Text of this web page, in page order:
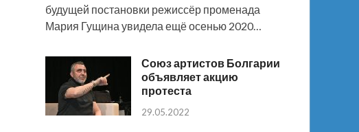
будущей постановки режиссёр променада
Мария Гущина увидела ещё осенью 2020…
Союз артистов Болгарии
объявляет акцию
протеста
29.05.2022